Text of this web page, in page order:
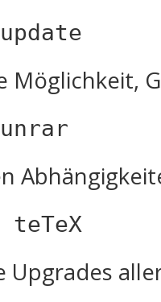
Möglichkeit,
teTeX
Upgrades